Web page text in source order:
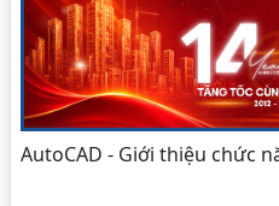
AutoCAD - Giới thiệu chức